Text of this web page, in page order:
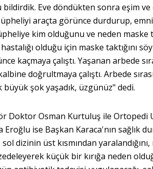
Eve döndükten sonra eşim ve
araçta görünce durdurup,
kim olduğunu ve neden maske
olduğu için maske taktığını
kaçmaya çalıştı. Yaşanan arbede
doğrultmaya çalıştı. Arbede
büyük şok yaşadık, üzgünüz" dedi.
Doktor Osman Kurtuluş ile Ortopedi
Eroğlu ise Başkan Karaca'nın sağlık
dizinin üst kısmından
küçük bir kırığa neden